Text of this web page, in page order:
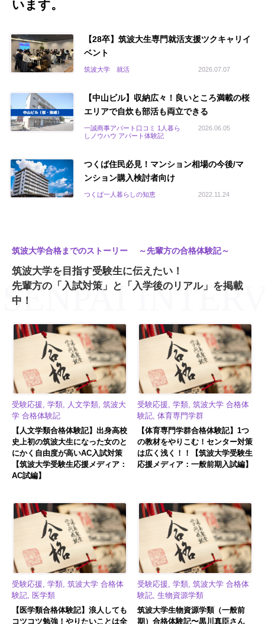
います。
【28卒】筑波大生専門就活支援ツクキャリイ
ベント
2026.07.07
筑波大学 就活
【中山ビル】収納広々！良いところ満載の桜
エリアで自炊も部活も両立できる
2026.06.05
一誠商事アパート口コミ 1人暮ら
しノウハウ アパート体験記
つくば住民必見！マンション相場の今後/マ
ンション購入検討者向け
2022.11.24
つくば一人暮らしの知恵
筑波大学合格までのストーリー ～先輩方の合格体験記～
筑波大学を目指す受験生に伝えたい！
先輩方の「入試対策」と「入学後のリアル」を掲載
中！
受験応援, 学類, 人文学類, 筑波大
学 合格体験記
【人文学類合格体験記】出身高校
史上初の筑波大生になった女のと
にかく自由度が高いAC入試対策
【筑波大学受験生応援メディア：
AC試編】
受験応援, 学類, 筑波大学 合格体
験記, 体育専門学群
【体育専門学群合格体験記】1つ
の教材をやりこむ！センター対策
は広く浅く！！【筑波大学受験生
応援メディア：一般前期入試編】
受験応援, 学類, 筑波大学 合格体
験記, 医学類
【医学類合格体験記】浪人しても
コツコツ勉強！やりたいことは全
受験応援, 学類, 筑波大学 合格体
験記, 生物資源学類
筑波大学生物資源学類（一般前
期）合格体験記〜黒川真臣さん